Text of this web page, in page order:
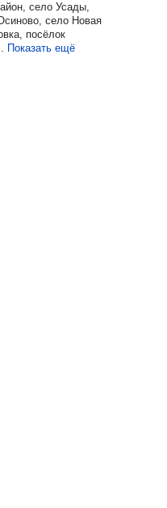
село Усады,
село Новая
посёлок
Показать ещё